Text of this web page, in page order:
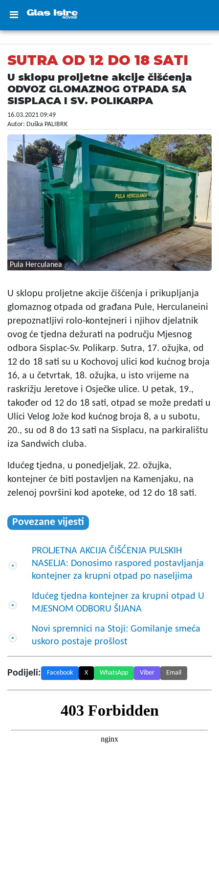
SUTRA OD 12 DO 18 SATI
U sklopu proljetne akcije čišćenja
ODVOZ GLOMAZNOG OTPADA SA
SISPLACA I SV. POLIKARPA
16.03.2021 09:49
Autor: Duška PALIBRK
Pula Herculanea
U sklopu proljetne akcije čišćenja i prikupljanja
glomaznog otpada od građana Pule, Herculaneini
prepoznatljivi rolo-kontejneri i njihov djelatnik
ovog će tjedna dežurati na području Mjesnog
odbora Sisplac-Sv. Polikarp. Sutra, 17. ožujka, od
12 do 18 sati su u Kochovoj ulici kod kućnog broja
16, a u četvrtak, 18. ožujka, u isto vrijeme na
raskrižju Jeretove i Osječke ulice. U petak, 19.,
također od 12 do 18 sati, otpad se može predati u
Ulici Velog Jože kod kućnog broja 8, a u subotu,
20., su od 8 do 13 sati na Sisplacu, na parkiralištu
iza Sandwich cluba.
Idućeg tjedna, u ponedjeljak, 22. ožujka,
kontejner će biti postavljen na Kamenjaku, na
zelenoj površini kod apoteke, od 12 do 18 sati.
Povezane vijesti
PROLJETNA AKCIJA ČIŠĆENJA PULSKIH
NASELJA: Donosimo raspored postavljanja
kontejner za krupni otpad po naseljima
Idućeg tjedna kontejner za krupni otpad U
MJESNOM ODBORU ŠIJANA
Novi spremnici na Stoji: Gomilanje smeća
uskoro postaje prošlost
Podijeli: Facebook X WhatsApp Viber Email